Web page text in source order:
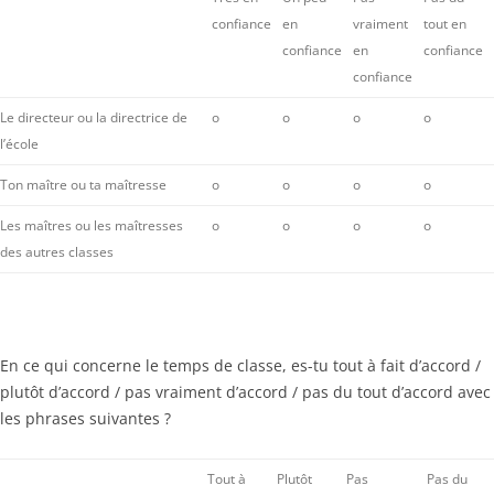
confiance
en
confiance
vraiment
en
confiance
tout en
confiance
Le directeur ou la directrice de
l’école
o o o o
Ton maître ou ta maîtresse o o o o
Les maîtres ou les maîtresses
des autres classes
o o o o
En ce qui concerne le temps de classe, es-tu tout à fait d’accord /
plutôt d’accord / pas vraiment d’accord / pas du tout d’accord avec
les phrases suivantes ?
Tout à
Plutôt
Pas
Pas du